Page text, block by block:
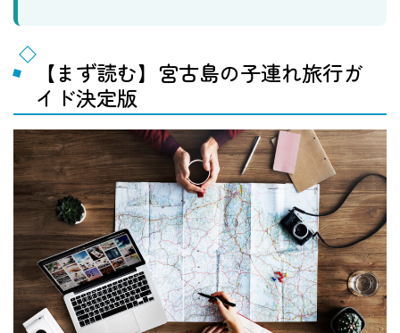
【まず読む】宮古島の子連れ旅行ガ
イド決定版